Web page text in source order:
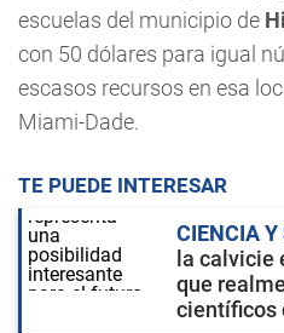
escuelas del municipio de
con 50 dólares para igual
escasos recursos en esa
Miami-Dade.
TE PUEDE INTERESAR
CIENCIA Y
la calvicie
que
científicos